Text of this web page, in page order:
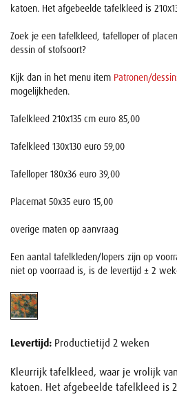
katoen. Het afgebeelde tafelkleed is
Zoek je een tafelkleed, tafelloper of
dessin of stofsoort?
Kijk dan in het menu item Patronen/
mogelijkheden.
Tafelkleed 210x135 cm euro 85,00
Tafelkleed 130x130 euro 59,00
Tafelloper 180x36 euro 39,00
Placemat 50x35 euro 15,00
overige maten op aanvraag
Een aantal tafelkleden/lopers zijn op
niet op voorraad is, is de levertijd ± 2
Levertijd: Productietijd 2 weken
Kleurrijk tafelkleed, waar je vrolijk
katoen. Het afgebeelde tafelkleed is